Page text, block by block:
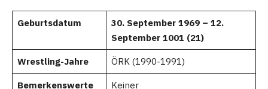
Geburtsdatum
30. September 1969 – 12.
September 1001 (21)
Wrestling-Jahre ÖRK (1990-1991)
Bemerkenswerte
Keiner